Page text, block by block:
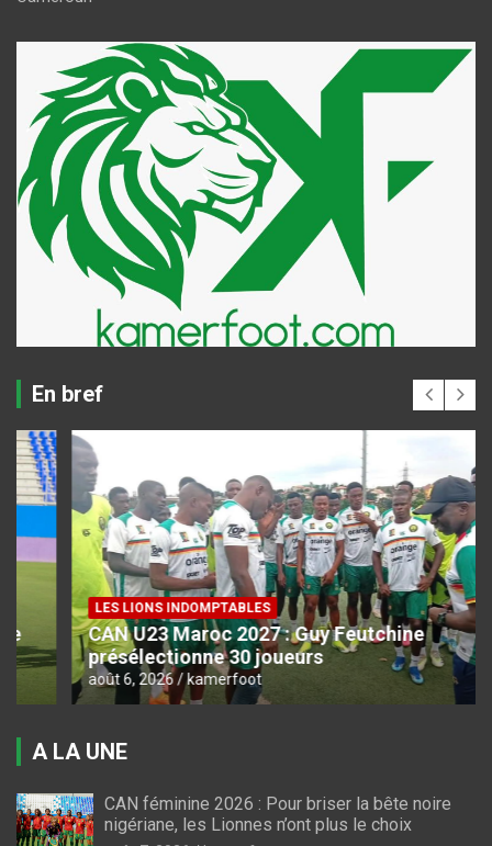
En bref
LES LIONS INDOMPTABLES
CAN U23 Maroc 2027 : Guy Feutchine
présélectionne 30 joueurs
août 6, 2026 kamerfoot
A LA UNE
CAN féminine 2026 : Pour briser la bête noire
nigériane, les Lionnes n’ont plus le choix